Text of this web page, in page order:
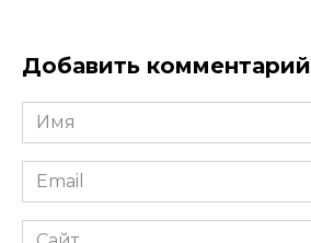
Добавить комментарий
Имя
*
Email
*
Сайт